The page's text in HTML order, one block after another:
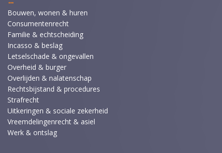
Bouwen, wonen & huren
Consumentenrecht
Familie & echtscheiding
Incasso & beslag
Letselschade & ongevallen
Overheid & burger
Overlijden & nalatenschap
Rechtsbijstand & procedures
Strafrecht
Uitkeringen & sociale zekerheid
Vreemdelingenrecht & asiel
Werk & ontslag